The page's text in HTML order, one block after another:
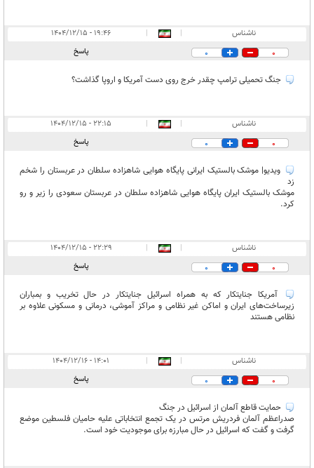
ناشناس |
|
۱۹:۴۶ - ۱۴۰۴/۱۲/۱۵
0
0 پاسخ
جنگ تحمیلی ترامپ چقدر خرج روی دست آمریکا و اروپا گذاشت؟
ناشناس |
|
۲۲:۱۵ - ۱۴۰۴/۱۲/۱۵
0
0 پاسخ
ویدیو| موشک بالستیک ایرانی پایگاه هوایی شاهزاده سلطان در عربستان را شخم
زد
موشک بالستیک ایران پایگاه هوایی شاهزاده سلطان در عربستان سعودی را زیر و رو
کرد.
ناشناس |
|
۲۲:۲۹ - ۱۴۰۴/۱۲/۱۵
0
0 پاسخ
آمریکا جنایتکار که به همراه اسرائیل جنایتکار در حال تخریب و بمباران
زیرساخت‌های ایران و اماکن غیر نظامی و مراکز آموشی، درمانی و مسکونی علاوه بر
نظامی هستند
ناشناس |
|
۱۴:۰۱ - ۱۴۰۴/۱۲/۱۶
0
0 پاسخ
حمایت قاطع آلمان از اسرائیل در جنگ
صدراعظم آلمان فردریش مرتس در یک تجمع انتخاباتی علیه حامیان فلسطین موضع
گرفت و گفت که اسرائیل در حال مبارزه‌ برای موجودیت خود است.